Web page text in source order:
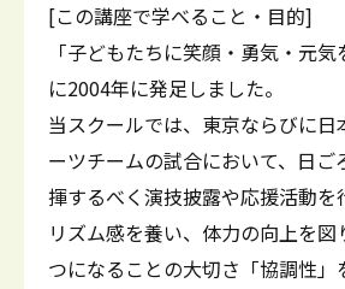
[この講座で学べること・目的]
「子どもたちに笑顔・勇気・元
に2004年に発足しました。
当スクールでは、東京ならびに日
ーツチームの試合において、日ご
揮するべく演技披露や応援活動を
リズム感を養い、体力の向上を
つになることの大切さ「協調性」